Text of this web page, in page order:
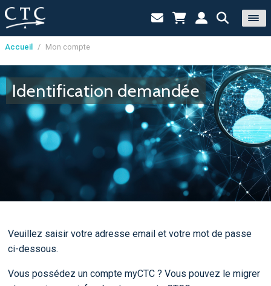
Panneau de gestion des cookies
Accueil / Mon compte
Identification demandée
Veuillez saisir votre adresse email et votre mot de passe
ci-dessous.
Vous possédez un compte myCTC ? Vous pouvez le migrer